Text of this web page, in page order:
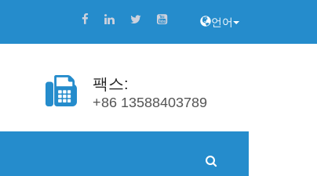
언어
팩스:
+86 13588403789